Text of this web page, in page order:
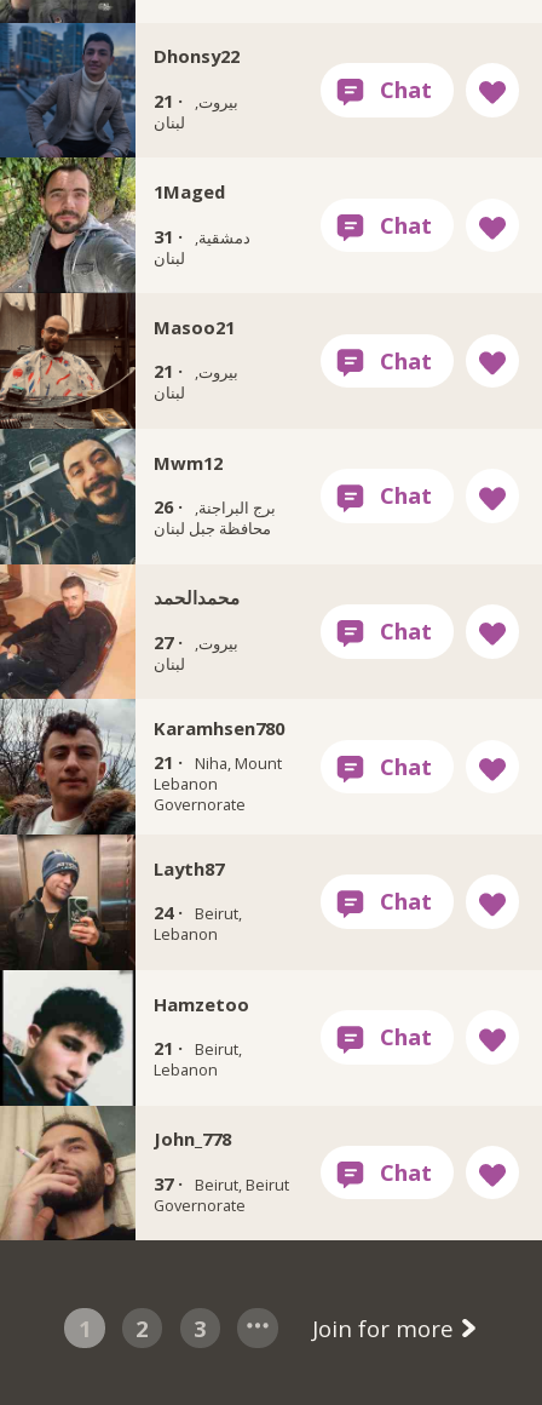
Dhonsy22
21 ·
بيروت,
لبنان
1Maged
31 ·
دمشقية,
لبنان
Masoo21
21 ·
بيروت,
لبنان
Mwm12
26 ·
برج البراجنة,
محافظة جبل لبنان
محمدالحمد
27 ·
بيروت,
لبنان
Karamhsen780
21 ·
Niha, Mount
Lebanon
Governorate
Layth87
24 ·
Beirut,
Lebanon
Hamzetoo
21 ·
Beirut,
Lebanon
John_778
37 ·
Beirut, Beirut
Governorate
1 2 3 Join for more